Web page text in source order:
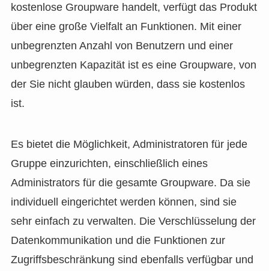
kostenlose Groupware handelt, verfügt das Produkt
über eine große Vielfalt an Funktionen. Mit einer
unbegrenzten Anzahl von Benutzern und einer
unbegrenzten Kapazität ist es eine Groupware, von
der Sie nicht glauben würden, dass sie kostenlos
ist.
Es bietet die Möglichkeit, Administratoren für jede
Gruppe einzurichten, einschließlich eines
Administrators für die gesamte Groupware. Da sie
individuell eingerichtet werden können, sind sie
sehr einfach zu verwalten. Die Verschlüsselung der
Datenkommunikation und die Funktionen zur
Zugriffsbeschränkung sind ebenfalls verfügbar und